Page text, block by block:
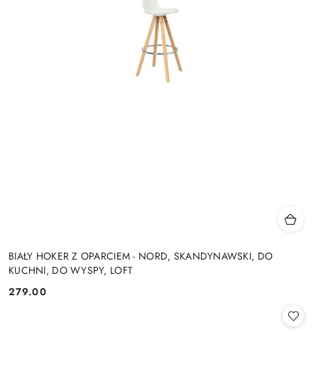
BIAŁY HOKER Z OPARCIEM - NORD, SKANDYNAWSKI, DO
KUCHNI, DO WYSPY, LOFT
Cena:
279.00